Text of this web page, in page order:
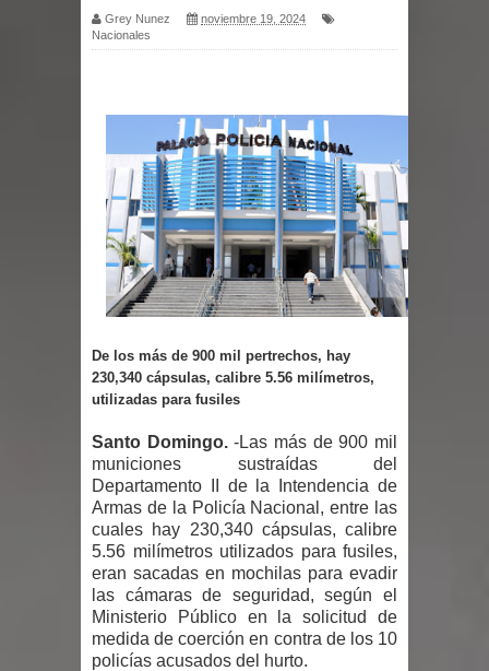
dominicanos a unirse para sacar al
PRM del Gobierno
Tres detenidos tras detectarse una
presunta estafa contra el
Ayuntamiento de Santiago
PRM votará “por aclamación” a sus
nuevas autoridades
El expresidente peruano Ollanta
Humala queda en libertad tras la
anulación de condena de 15 años por
lavado
DIGEIG y Liga Municipal Dominicana
Grey Nunez
noviembre 19, 2024
Nacionales
De los más de 900 mil pertrechos, hay
230,340 cápsulas, calibre 5.56 milímetros,
utilizadas para fusiles
Santo Domingo.-Las más de 900 mil
municiones sustraídas del
Departamento II de la Intendencia de
Armas de la Policía Nacional, entre las
cuales hay 230,340 cápsulas, calibre
5.56 milímetros utilizados para fusiles,
eran sacadas en mochilas para evadir
las cámaras de seguridad, según el
Ministerio Público en la solicitud de
medida de coerción en contra de los 10
policías acusados del hurto.